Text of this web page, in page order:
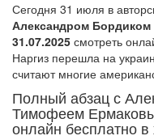
Сегодня 31 июля в
Александром
31.07.2025 смотреть
Наргиз перешла на
считают многие
Полный абзац с
Тимофеем
онлайн бесплатно